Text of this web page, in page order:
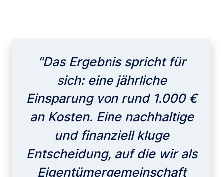
"Das Ergebnis spricht für
sich: eine jährliche
Einsparung von rund 1.000 €
an Kosten. Eine nachhaltige
und finanziell kluge
Entscheidung, auf die wir als
Eigentümergemeinschaft